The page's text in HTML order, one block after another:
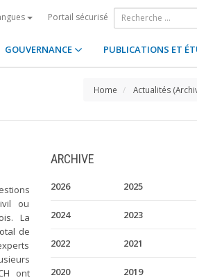
Portail sécurisé
GOUVERNANCE PUBLICATIONS ET
Home Actualités
ou
La
de
ont
ARCHIVE
2026 2025
2024 2023
2022 2021
2020 2019